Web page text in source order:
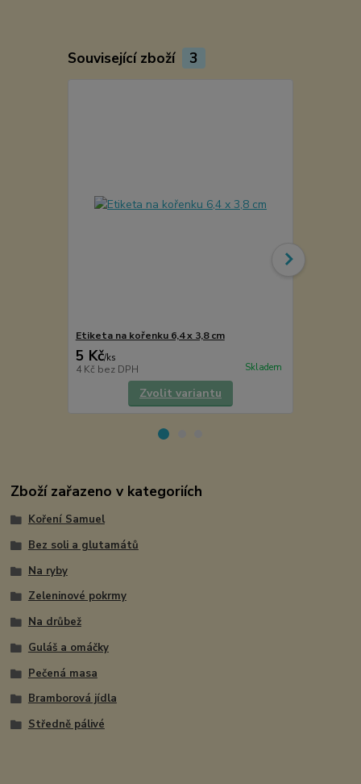
Související zboží 3
Etiketa na kořenku 6,4 x 3,8 cm
5 Kč/ks
4 Kč bez DPH Skladem
Zvolit variantu
Zboží zařazeno v kategoriích
Koření Samuel
Bez soli a glutamátů
Na ryby
Zeleninové pokrmy
Na drůbež
Guláš a omáčky
Pečená masa
Bramborová jídla
Středně pálivé